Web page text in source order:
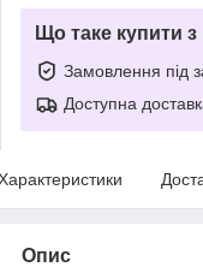
Що таке купити
Замовлення під
Доступна
Опис